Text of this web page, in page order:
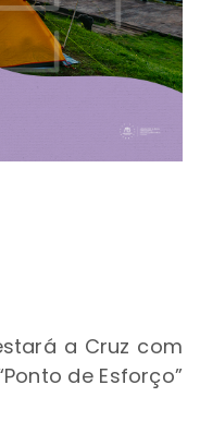
a Cruz com
de Esforço”